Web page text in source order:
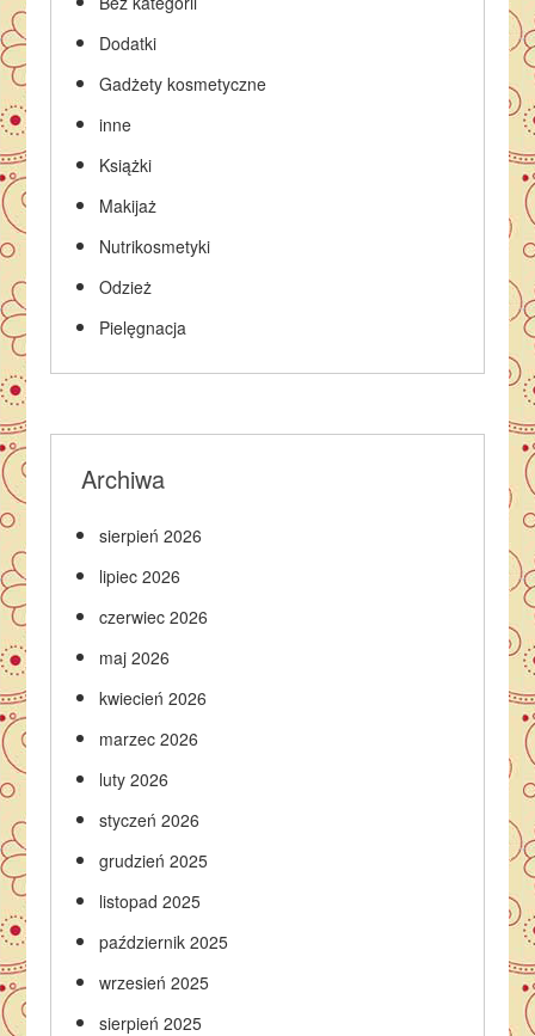
Dodatki
Gadżety kosmetyczne
inne
Książki
Makijaż
Nutrikosmetyki
Odzież
Pielęgnacja
Archiwa
sierpień 2026
lipiec 2026
czerwiec 2026
maj 2026
kwiecień 2026
marzec 2026
luty 2026
styczeń 2026
grudzień 2025
listopad 2025
październik 2025
wrzesień 2025
sierpień 2025